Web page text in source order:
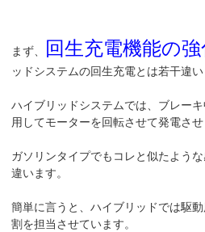
まず、 回生充電機能の
ッドシステムの回生充電とは若干違い
ハイブリッドシステムでは、ブレー
用してモーターを回転させて発電させ
ガソリンタイプでもコレと似たよう
違います。
簡単に言うと、ハイブリッドでは駆
割を担当させています。